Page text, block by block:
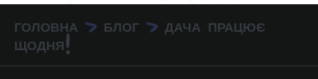
ГОЛОВНА > БЛОГ > ДАЧА ПРАЦЮЄ
ЩОДНЯ!